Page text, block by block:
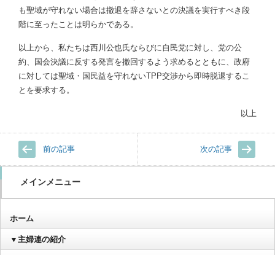
も聖域が守れない場合は撤退を辞さないとの決議を実行すべき段
階に至ったことは明らかである。
以上から、私たちは西川公也氏ならびに自民党に対し、党の公
約、国会決議に反する発言を撤回するよう求めるとともに、政府
に対しては聖域・国民益を守れないTPP交渉から即時脱退するこ
とを要求する。
以上
前の記事 次の記事
メインメニュー
ホーム
▼主婦連の紹介